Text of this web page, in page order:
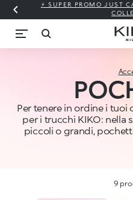
⚡ SUPER PROMO JUST
Per tenere in ordine i
per i trucchi KIKO: nella
piccoli o grandi,
9